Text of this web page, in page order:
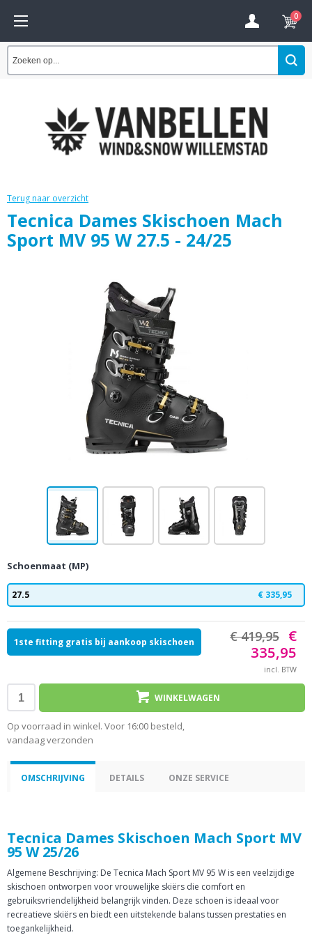
0
Terug naar overzicht
Tecnica Dames Skischoen Mach
Sport MV 95 W 27.5 - 24/25
Schoenmaat (MP)
27.5 € 335,95
1ste fitting gratis bij aankoop skischoen € 419,95 €
335,95
incl. BTW
WINKELWAGEN
Op voorraad in winkel. Voor 16:00 besteld,
vandaag verzonden
OMSCHRIJVING DETAILS ONZE SERVICE
Tecnica Dames Skischoen Mach Sport MV
95 W 25/26
Algemene Beschrijving: De Tecnica Mach Sport MV 95 W is een veelzijdige
skischoen ontworpen voor vrouwelijke skiërs die comfort en
gebruiksvriendelijkheid belangrijk vinden. Deze schoen is ideaal voor
recreatieve skiërs en biedt een uitstekende balans tussen prestaties en
toegankelijkheid.